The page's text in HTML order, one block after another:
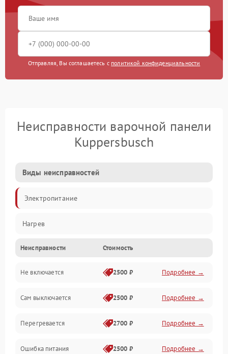
Отправляя, Вы соглашаетесь с политикой конфиденциальности
Неисправности варочной панели
Kuppersbusch
Виды неисправностей
Электропитание
Нагрев
Неисправности Стоимость
Не включается 2500 ₽ Подробнее →
Сам выключается 2500 ₽ Подробнее →
Перегревается 2700 ₽ Подробнее →
Ошибка питания 2500 ₽ Подробнее →